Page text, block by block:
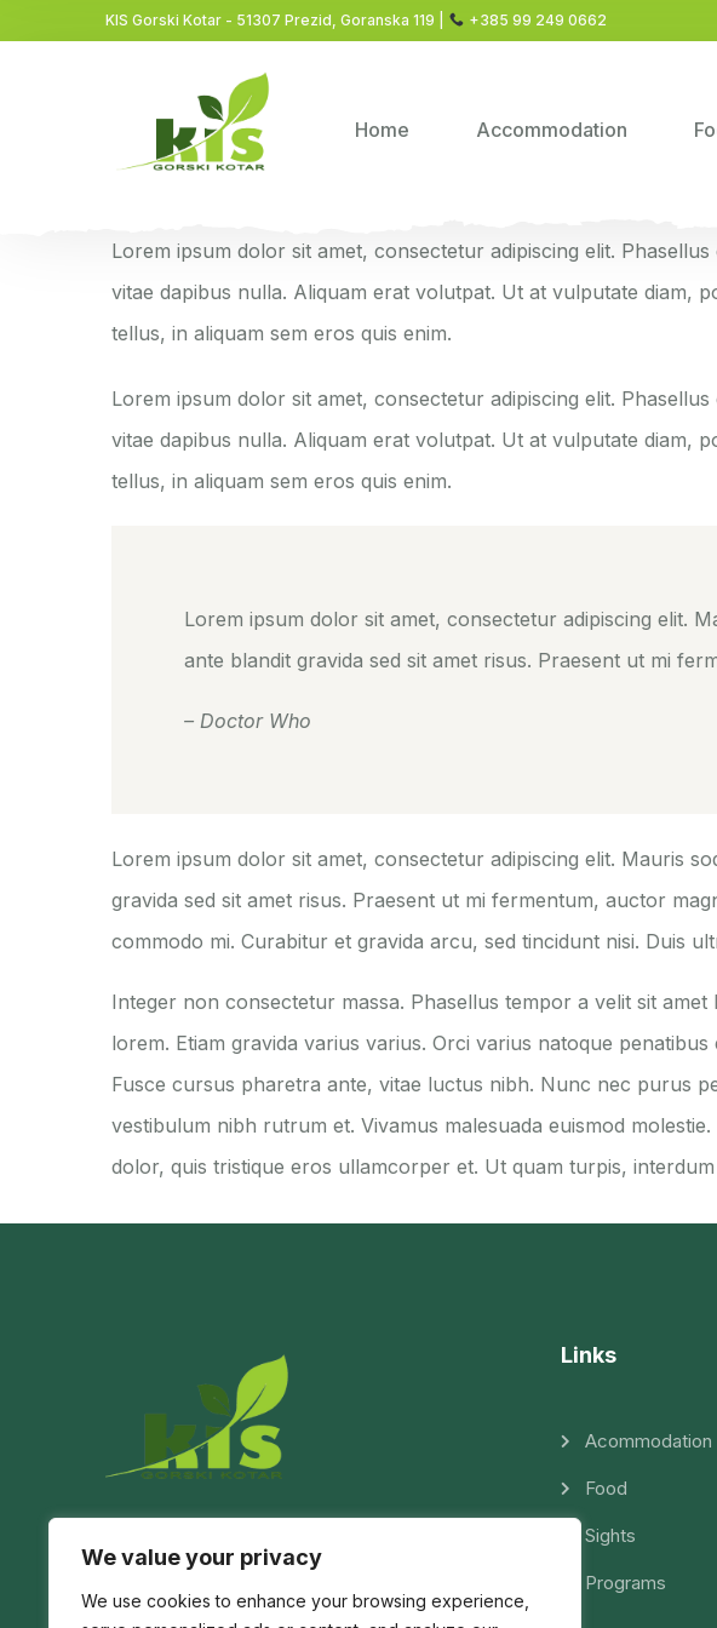
We value your privacy
We use cookies to enhance your browsing experience,
KIS Gorski Kotar - 51307 Prezid, Goranska 119 | +385 99 249 0662
Home Accommodation
Lorem ipsum dolor sit amet, consectetur adipiscing elit.
vitae dapibus nulla. Aliquam erat volutpat. Ut at vulputate diam,
tellus, in aliquam sem eros quis enim.
Lorem ipsum dolor sit amet, consectetur adipiscing elit.
vitae dapibus nulla. Aliquam erat volutpat. Ut at vulputate diam,
tellus, in aliquam sem eros quis enim.
Lorem ipsum dolor sit amet, consectetur adipiscing elit.
ante blandit gravida sed sit amet risus. Praesent ut mi
– Doctor Who
Lorem ipsum dolor sit amet, consectetur adipiscing elit. Mauris
gravida sed sit amet risus. Praesent ut mi fermentum, auctor
commodo mi. Curabitur et gravida arcu, sed tincidunt nisi. Duis
Integer non consectetur massa. Phasellus tempor a velit sit
lorem. Etiam gravida varius varius. Orci varius natoque
Fusce cursus pharetra ante, vitae luctus nibh. Nunc nec purus
vestibulum nibh rutrum et. Vivamus malesuada euismod
dolor, quis tristique eros ullamcorper et. Ut quam turpis,
Agricultural & Education Center located in
Prezid, Croatia.
Links
Acommodation
Food
Sights
Programs